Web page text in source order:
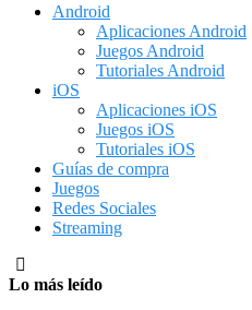
Android
Aplicaciones Android
Juegos Android
Tutoriales Android
iOS
Aplicaciones iOS
Juegos iOS
Tutoriales iOS
Guías de compra
Juegos
Redes Sociales
Streaming
Lo más leído